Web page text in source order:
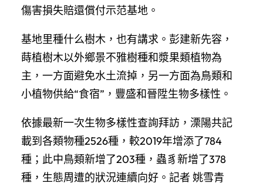
傷害損失賠還償付示范基地。
基地里種什么樹木，也有講求。彭建新先容，
蒔植樹木以外鄉景不雅樹種和漿果類植物為
主，一方面避免水土流掉，另一方面為鳥類和
小植物供給“食宿”，豐盛和晉陞生物多樣性。
依據最新一次生物多樣性查詢拜訪，溧陽共記
載到各類物種2526種，較2019年增添了784
種；此中鳥類新增了203種，蟲豸新增了378
種，生態周遭的狀況連續向好。記者 姚雪青